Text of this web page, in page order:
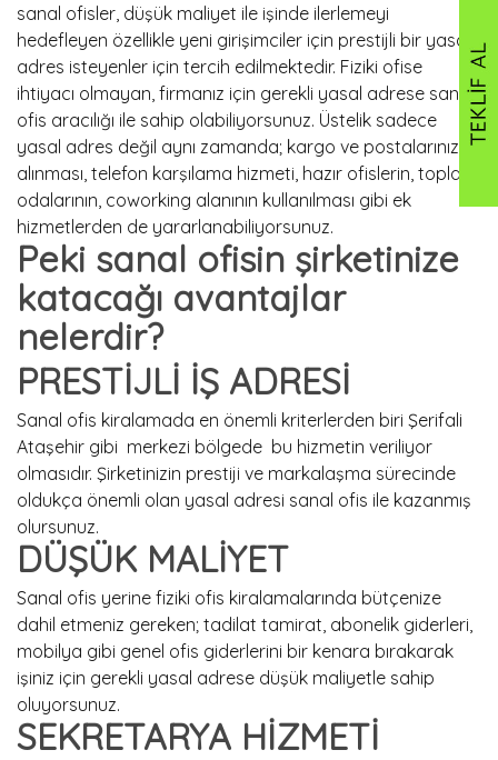
sanal ofisler, düşük maliyet ile işinde ilerlemeyi
hedefleyen özellikle yeni girişimciler için prestijli bir yasal
adres isteyenler için tercih edilmektedir. Fiziki ofise
ihtiyacı olmayan, firmanız için gerekli yasal adrese sanal
ofis aracılığı ile sahip olabiliyorsunuz. Üstelik sadece
yasal adres değil aynı zamanda; kargo ve postalarınızın
alınması, telefon karşılama hizmeti, hazır ofislerin, toplantı
odalarının, coworking alanının kullanılması gibi ek
hizmetlerden de yararlanabiliyorsunuz.
Peki sanal ofisin şirketinize
katacağı avantajlar
nelerdir?
PRESTİJLİ İŞ ADRESİ
Sanal ofis kiralamada en önemli kriterlerden biri Şerifali
Ataşehir gibi merkezi bölgede bu hizmetin veriliyor
olmasıdır. Şirketinizin prestiji ve markalaşma sürecinde
oldukça önemli olan yasal adresi sanal ofis ile kazanmış
olursunuz.
DÜŞÜK MALİYET
Sanal ofis yerine fiziki ofis kiralamalarında bütçenize
dahil etmeniz gereken; tadilat tamirat, abonelik giderleri,
mobilya gibi genel ofis giderlerini bir kenara bırakarak
işiniz için gerekli yasal adrese düşük maliyetle sahip
oluyorsunuz.
SEKRETARYA HİZMETİ